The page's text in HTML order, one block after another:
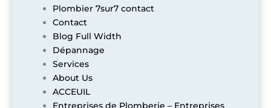
Plombier 7sur7 contact
Contact
Blog Full Width
Dépannage
Services
About Us
ACCEUIL
Entreprises de Plomberie – Entreprises